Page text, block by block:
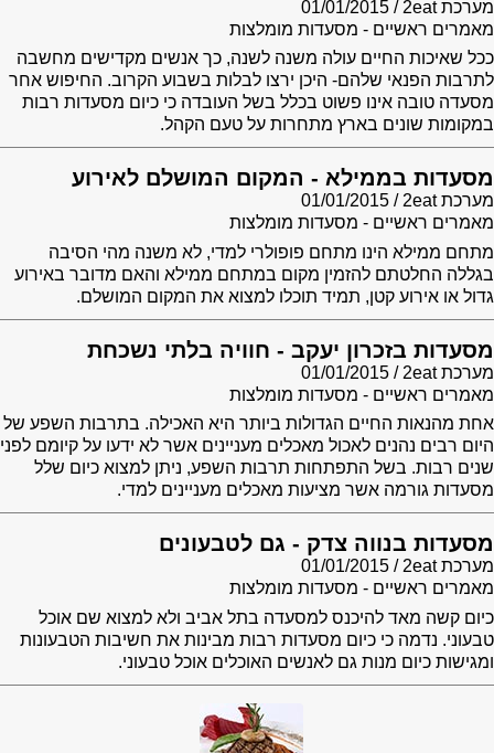
מערכת 2eat
01/01/2015
מאמרים ראשיים - מסעדות מומלצות
ככל שאיכות החיים עולה משנה לשנה, כך אנשים מקדישים מחשבה
לתרבות הפנאי שלהם- היכן ירצו לבלות בשבוע הקרוב. החיפוש אחר
מסעדה טובה אינו פשוט בכלל בשל העובדה כי כיום מסעדות רבות
במקומות שונים בארץ מתחרות על טעם הקהל.
מסעדות בממילא - המקום המושלם לאירוע
מערכת 2eat
01/01/2015
מאמרים ראשיים - מסעדות מומלצות
מתחם ממילא הינו מתחם פופולרי למדי, לא משנה מהי הסיבה
בגללה החלטתם להזמין מקום במתחם ממילא והאם מדובר באירוע
גדול או אירוע קטן, תמיד תוכלו למצוא את המקום המושלם.
מסעדות בזכרון יעקב - חוויה בלתי נשכחת
מערכת 2eat
01/01/2015
מאמרים ראשיים - מסעדות מומלצות
אחת מהנאות החיים הגדולות ביותר היא האכילה. בתרבות השפע של
היום רבים נהנים לאכול מאכלים מעניינים אשר לא ידעו על קיומם לפני
שנים רבות. בשל התפתחות תרבות השפע, ניתן למצוא כיום שלל
מסעדות גורמה אשר מציעות מאכלים מעניינים למדי.
מסעדות בנווה צדק - גם לטבעונים
מערכת 2eat
01/01/2015
מאמרים ראשיים - מסעדות מומלצות
כיום קשה מאד להיכנס למסעדה בתל אביב ולא למצוא שם אוכל
טבעוני. נדמה כי כיום מסעדות רבות מבינות את חשיבות הטבעונות
ומגישות כיום מנות גם לאנשים האוכלים אוכל טבעוני.